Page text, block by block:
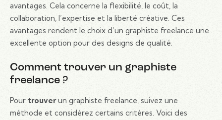
avantages. Cela concerne la flexibilité, le coût, la
collaboration, l’expertise et la liberté créative. Ces
avantages rendent le choix d’un graphiste freelance une
excellente option pour des designs de qualité.
Comment trouver un graphiste
freelance ?
Pour trouverun graphiste freelance, suivez une
méthode et considérez certains critères. Voici des